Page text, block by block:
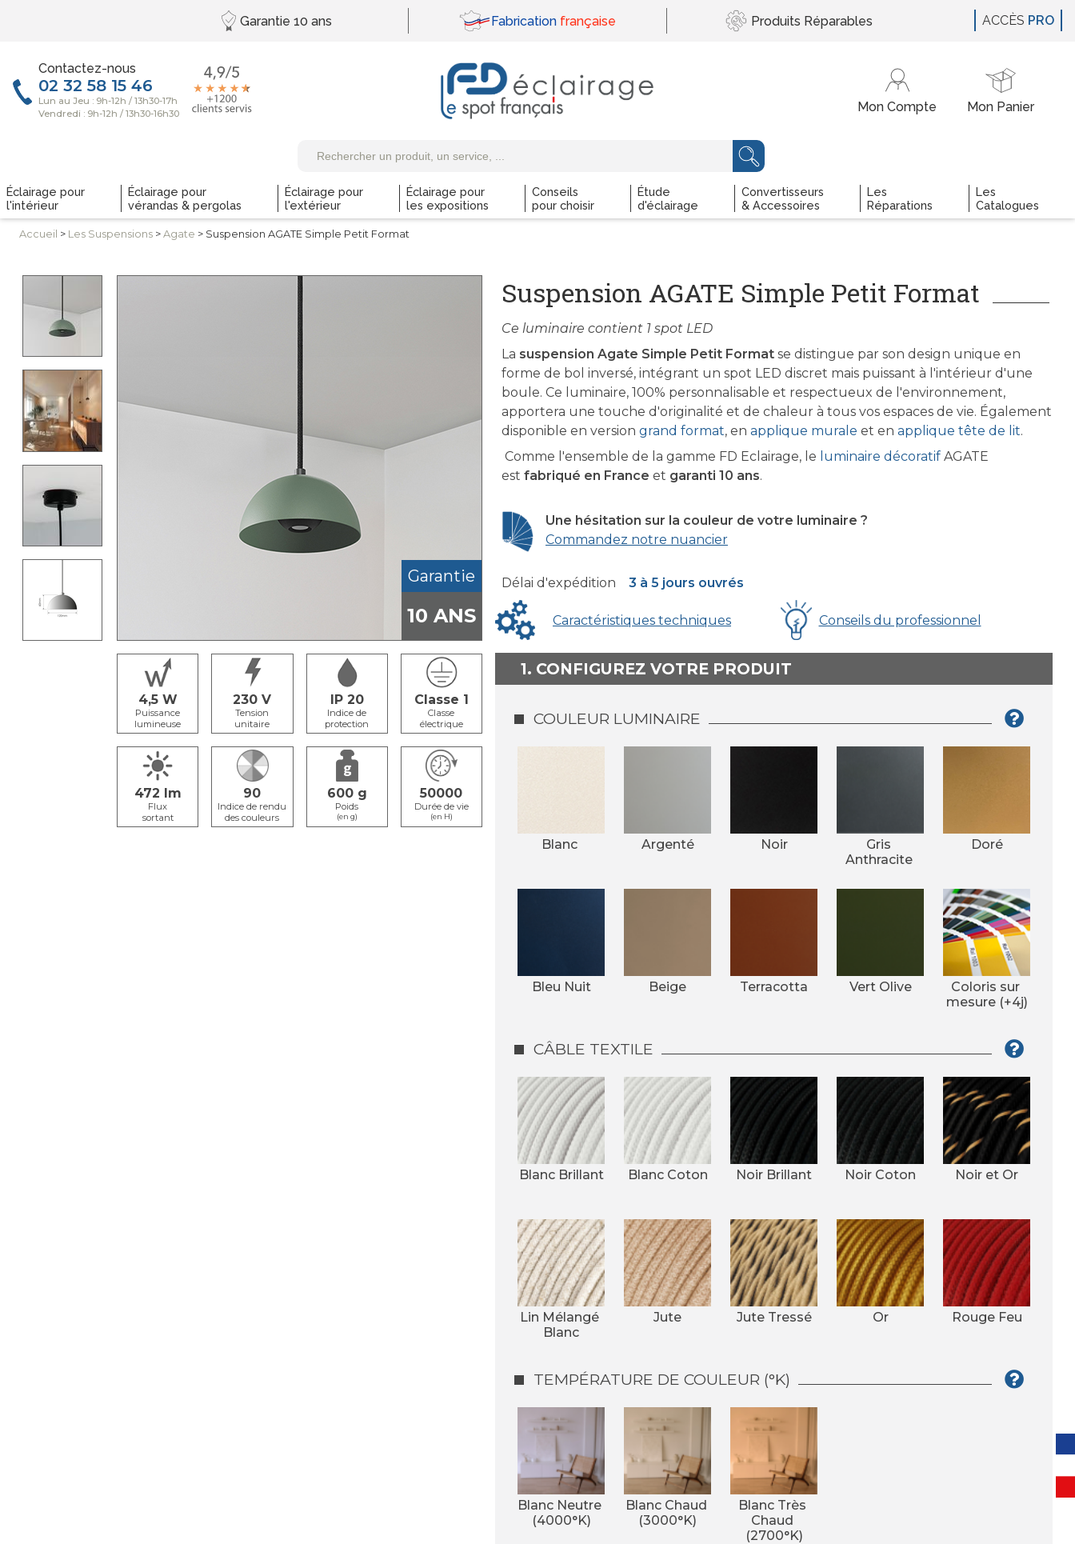
Garantie 10 ans Fabrication française Produits Réparables
Contactez-nous
Éclairage pour
l'intérieur
Éclairage pour
vérandas & pergolas
Éclairage pour
l'extérieur
Éclairage pour
les expositions
Conseils
pour choisir
Étude
d'éclairage
Convertisseurs
& Accessoires
Les
Réparations
Les
Catalogues
ACCÈS PRO
Accueil > Les Suspensions > Agate > Suspension AGATE Simple Petit Format
Suspension AGATE Simple Petit Format
Ce luminaire contient 1 spot LED
La suspension Agate Simple Petit Format se distingue par son design unique en
forme de bol inversé, intégrant un spot LED discret mais puissant à l'intérieur d'une
boule. Ce luminaire, 100% personnalisable et respectueux de l'environnement,
apportera une touche d'originalité et de chaleur à tous vos espaces de vie. Également
disponible en version grand format, en applique murale et en applique tête de lit.
Comme l'ensemble de la gamme FD Eclairage, le luminaire décoratif AGATE
est fabriqué en France et garanti 10 ans.
Une hésitation sur la couleur de votre luminaire ?
Commandez notre nuancier
Délai d'expédition 3 à 5 jours ouvrés
Caractéristiques techniques Conseils du professionnel
Garantie
10 ANS
4,5
Puissance
lumineuse
230
Tension
unitaire
IP 20
Indice de
protection
Classe 1
Classe
électrique
472
Flux
sortant
90 600
Poids
(en g)
50000
Durée de vie
(en H)
1. CONFIGUREZ VOTRE PRODUIT
COULEUR LUMINAIRE
Blanc Argenté Noir
Gris
Anthracite
Doré
Bleu Nuit Beige Terracotta Vert Olive
Coloris sur
mesure (+4j)
CÂBLE TEXTILE
Blanc Brillant Blanc Coton Noir Brillant Noir Coton Noir et Or
Lin Mélangé
Blanc
Jute Jute Tressé Or Rouge Feu
TEMPÉRATURE DE COULEUR (°K)
Blanc Neutre
(4000°K)
Blanc Chaud
(3000°K)
Blanc Très
Chaud
(2700°K)